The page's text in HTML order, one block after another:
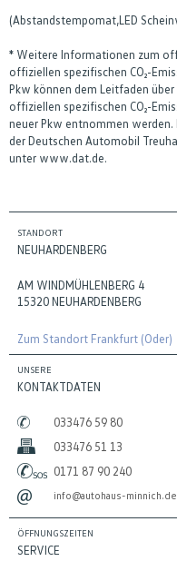
(Abstandstempomat,LED
* Weitere Informationen zum
offiziellen spezifischen CO₂-
Pkw können dem Leitfaden
offiziellen spezifischen CO₂-
neuer Pkw entnommen
der Deutschen Automobil
unter www.dat.de.
STANDORT
NEUHARDENBERG
AM WINDMÜHLENBERG 4
15320 NEUHARDENBERG
Zum Standort Frankfurt (Oder)
UNSERE
KONTAKTDATEN
033476 59 80
033476 51 13
0171 87 90 240
info@autohaus-minnich.de
ÖFFNUNGSZEITEN
SERVICE